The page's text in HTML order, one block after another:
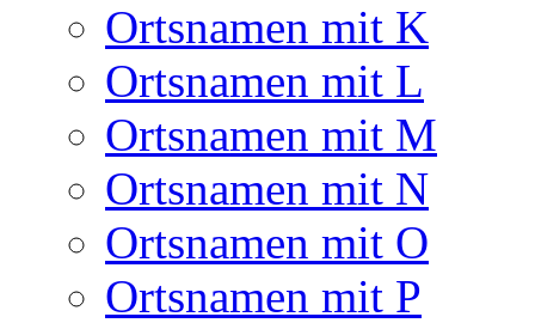
Ortsnamen mit K
Ortsnamen mit L
Ortsnamen mit M
Ortsnamen mit N
Ortsnamen mit O
Ortsnamen mit P